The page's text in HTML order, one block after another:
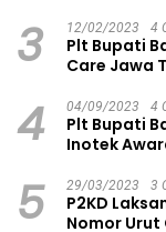
3 12/02/2023 4
Plt Bupati
Care Jawa
4 04/09/2023 4
Plt Bupati
Inotek
5 29/03/2023 3
P2KD
Nomor Urut